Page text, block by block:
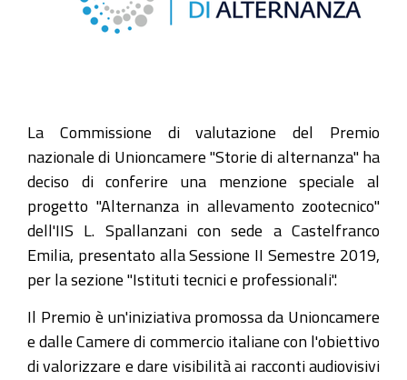
La Commissione di valutazione del Premio
nazionale di Unioncamere "Storie di alternanza" ha
deciso di conferire una menzione speciale al
progetto "Alternanza in allevamento zootecnico"
dell'IIS L. Spallanzani con sede a Castelfranco
Emilia, presentato alla Sessione II Semestre 2019,
per la sezione "Istituti tecnici e professionali".
Il Premio è un'iniziativa promossa da Unioncamere
e dalle Camere di commercio italiane con l'obiettivo
di valorizzare e dare visibilità ai racconti audiovisivi